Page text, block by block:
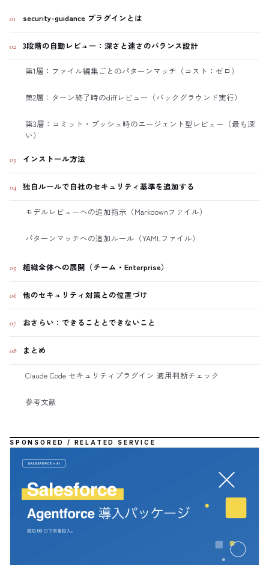
01 security-guidance プラグインとは
02 3段階の自動レビュー：深さと速さのバランス設計
第1層：ファイル編集ごとのパターンマッチ（コスト：ゼロ）
第2層：ターン終了時のdiffレビュー（バックグラウンド実行）
第3層：コミット・プッシュ時のエージェント型レビュー（最も深
い）
03 インストール方法
04 独自ルールで自社のセキュリティ基準を追加する
モデルレビューへの追加指示（Markdownファイル）
パターンマッチへの追加ルール（YAMLファイル）
05 組織全体への展開（チーム・Enterprise）
06 他のセキュリティ対策との位置づけ
07 おさらい：できることとできないこと
08 まとめ
Claude Code セキュリティプラグイン 適用判断チェック
参考文献
SPONSORED / RELATED SERVICE